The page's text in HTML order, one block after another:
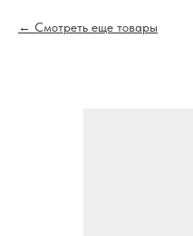
Смотреть еще товары